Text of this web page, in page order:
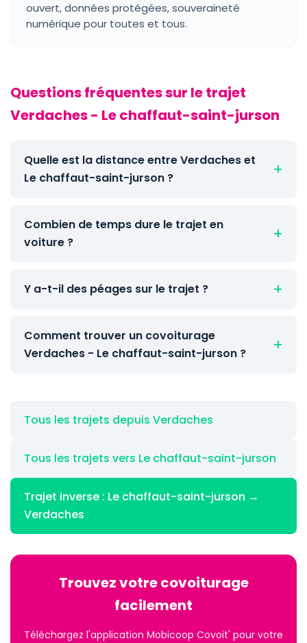
ouvert, données protégées, souveraineté
numérique pour toutes et tous.
Questions fréquentes sur le trajet
Verdaches - Le chaffaut-saint-jurson
Quelle est la distance entre Verdaches et
Le chaffaut-saint-jurson ?
Combien de temps dure le trajet en
voiture ?
Y a-t-il des péages sur le trajet ?
Comment trouver un covoiturage
Verdaches - Le chaffaut-saint-jurson ?
Tous les trajets depuis Verdaches
Tous les trajets vers Le chaffaut-saint-jurson
Trajet inverse : Le chaffaut-saint-jurson →
Verdaches
Trouvez votre covoiturage
facilement
Téléchargez l'application Mobicoop Covoit' pour votre